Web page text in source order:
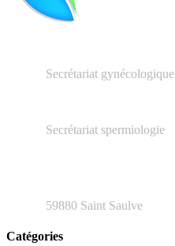
Secrétariat gynécologique
Secrétariat spermiologie
59880 Saint Saulve
Catégories